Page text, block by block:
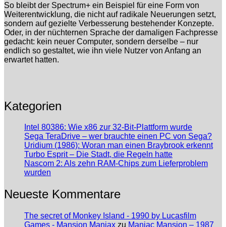
So bleibt der Spectrum+ ein Beispiel für eine Form von
Weiterentwicklung, die nicht auf radikale Neuerungen setzt,
sondern auf gezielte Verbesserung bestehender Konzepte.
Oder, in der nüchternen Sprache der damaligen Fachpresse
gedacht: kein neuer Computer, sondern derselbe – nur
endlich so gestaltet, wie ihn viele Nutzer von Anfang an
erwartet hatten.
Kategorien
Intel 80386: Wie x86 zur 32-Bit-Plattform wurde
Sega TeraDrive – wer brauchte einen PC von Sega?
Uridium (1986): Woran man einen Braybrook erkennt
Turbo Esprit – Die Stadt, die Regeln hatte
Nascom 2: Als zehn RAM-Chips zum Lieferproblem
wurden
Neueste Kommentare
The secret of Monkey Island - 1990 by Lucasfilm
Games - Mansion Maniax zu Maniac Mansion – 1987